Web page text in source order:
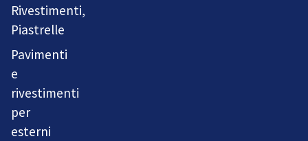
Rivestimenti,
Piastrelle
Pavimenti
e
rivestimenti
per
esterni